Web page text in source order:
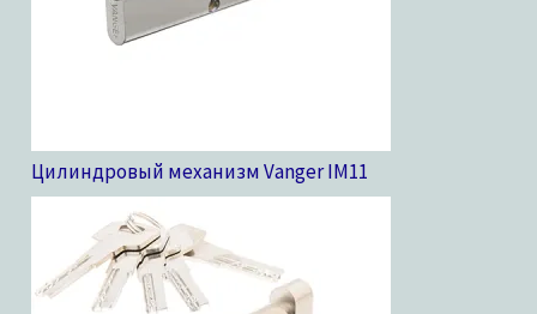
Цилиндровый механизм Vanger IM11